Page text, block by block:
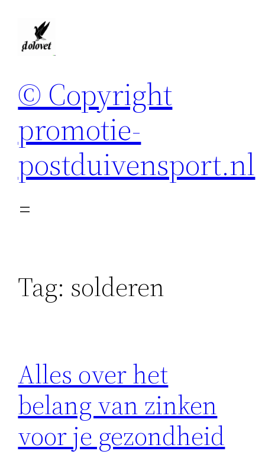
© Copyright
promotie-
postduivensport.nl
Tag: solderen
Alles over het
belang van zinken
voor je gezondheid